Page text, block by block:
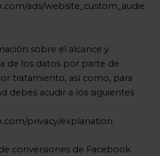
ads/website_custom_audie
sobre el alcance y
de los datos por parte de
tratamiento, así como, para
debes acudir a los siguientes
privacy/explanation.
conversiones de Facebook